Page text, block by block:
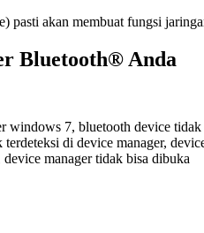
pasti akan membuat fungsi
Bluetooth® Anda
windows 7, bluetooth device
di device manager,
manager tidak bisa dibuka